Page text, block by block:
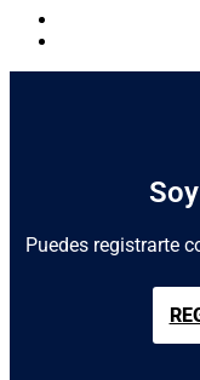
Puedes registrarte